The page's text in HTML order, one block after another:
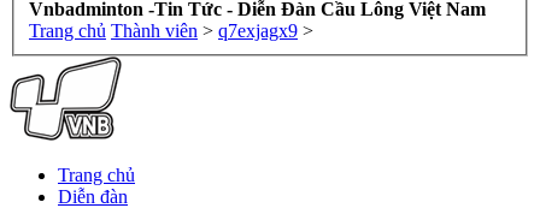
Vnbadminton -Tin Tức - Diễn Đàn Cầu Lông Việt Nam
Trang chủ Thành viên > q7exjagx9 >
Trang chủ
Diễn đàn